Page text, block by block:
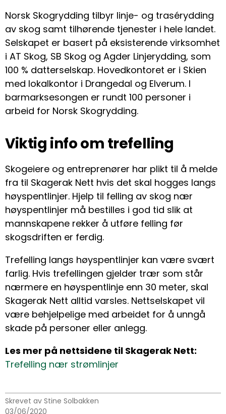
Norsk Skogrydding tilbyr linje- og trasérydding
av skog samt tilhørende tjenester i hele landet.
Selskapet er basert på eksisterende virksomhet
i AT Skog, SB Skog og Agder Linjerydding, som
100 % datterselskap. Hovedkontoret er i Skien
med lokalkontor i Drangedal og Elverum. I
barmarksesongen er rundt 100 personer i
arbeid for Norsk Skogrydding.
Viktig info om trefelling
Skogeiere og entreprenører har plikt til å melde
fra til Skagerak Nett hvis det skal hogges langs
høyspentlinjer. Hjelp til felling av skog nær
høyspentlinjer må bestilles i god tid slik at
mannskapene rekker å utføre felling før
skogsdriften er ferdig.
Trefelling langs høyspentlinjer kan være svært
farlig. Hvis trefellingen gjelder trær som står
nærmere en høyspentlinje enn 30 meter, skal
Skagerak Nett alltid varsles. Nettselskapet vil
være behjelpelige med arbeidet for å unngå
skade på personer eller anlegg.
Les mer på nettsidene til Skagerak Nett:
Trefelling nær strømlinjer
Skrevet av Stine Solbakken
03/06/2020